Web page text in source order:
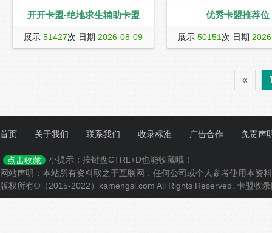
开开卡盟-绝地求生辅助卡盟
开开卡盟（www.kaikai08.com）是专业
展示 51427次 日期 2026-08-09
优秀卡盟推荐位
展示 50151 次 日期
«
首页 关于我们 联系我们 收录标准 广告合作 免责声
点击收藏
小提示：按键盘CTRL+D也能收藏哦！
网站声明：本站所有资料取之于互联网，任何公司或个人参考使用本
版权所有©（2015-2022）kamengsl.com All Rights Reserved. 卡盟收